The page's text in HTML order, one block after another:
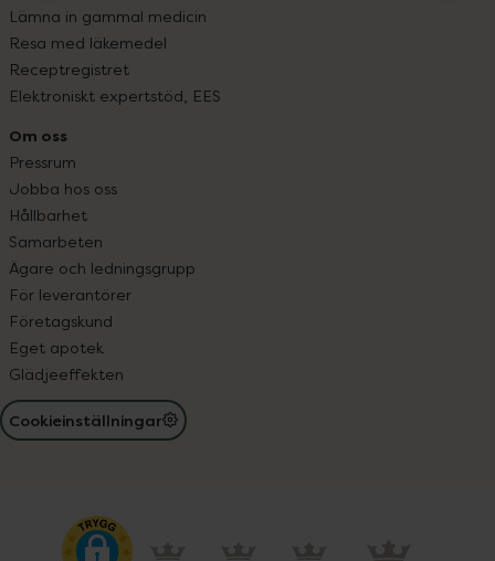
Lämna in gammal medicin
Resa med läkemedel
Receptregistret
Elektroniskt expertstöd, EES
Om oss
Pressrum
Jobba hos oss
Hållbarhet
Samarbeten
Ägare och ledningsgrupp
För leverantörer
Företagskund
Eget apotek
Glädjeeffekten
Cookieinställningar